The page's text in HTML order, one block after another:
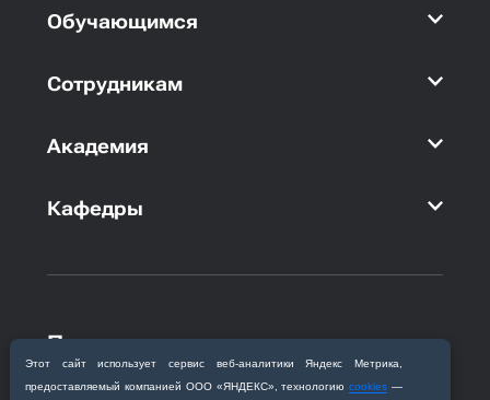
Этот сайт использует сервис веб‑аналитики Яндекс Метрика,
предоставляемый компанией ООО «ЯНДЕКС», технологиюcookies —
Обучающимся
Сотрудникам
Академия
Кафедры
Приемная комиссия
Благовещенск, ул. Горького, 95
+7 (4162) 319‒016